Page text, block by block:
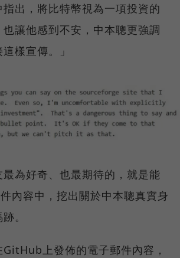
出，將比特幣視為一項投資的
讓他感到不安，中本聰更強調
樣宣傳。」
為好奇、也最期待的，就是能
內容中，挖出關於中本聰真實身
。
上發佈的電子郵件內容，